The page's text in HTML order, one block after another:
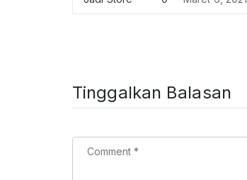
Tinggalkan Balasan